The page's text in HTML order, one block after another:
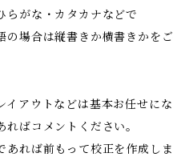
らがな・カタカナなどで
の場合は縦書きか横書きかを
イアウトなどは基本お任せに
ればコメントください。
あれば前もって校正を作成しま